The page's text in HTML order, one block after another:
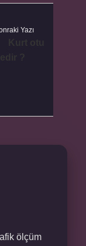
Yazı
ölçüm